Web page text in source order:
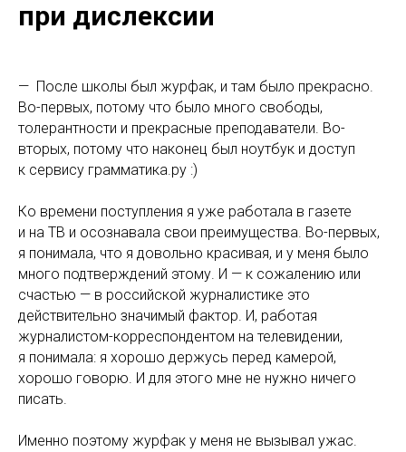
при дислексии
— После школы был журфак, и там было прекрасно.
Во-первых, потому что было много свободы,
толерантности и прекрасные преподаватели. Во-
вторых, потому что наконец был ноутбук и доступ
к сервису грамматика.ру :)
Ко времени поступления я уже работала в газете
и на ТВ и осознавала свои преимущества. Во-первых,
я понимала, что я довольно красивая, и у меня было
много подтверждений этому. И — к сожалению или
счастью — в российской журналистике это
действительно значимый фактор. И, работая
журналистом-корреспондентом на телевидении,
я понимала: я хорошо держусь перед камерой,
хорошо говорю. И для этого мне не нужно ничего
писать.
Именно поэтому журфак у меня не вызывал ужас.